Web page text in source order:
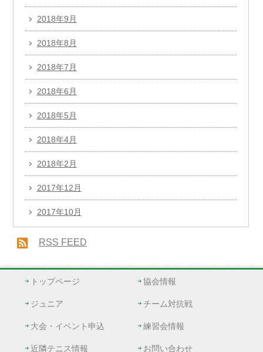
2018年9月
2018年8月
2018年7月
2018年6月
2018年5月
2018年4月
2018年2月
2017年12月
2017年10月
RSS FEED
トップページ 協会情報
ジュニア チーム対抗戦
大会・イベント申込 練習会情報
近隣テニス情報 お問い合わせ